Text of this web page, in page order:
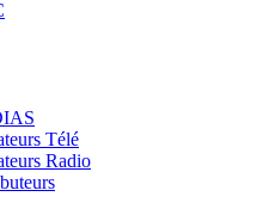
Télé
Radio